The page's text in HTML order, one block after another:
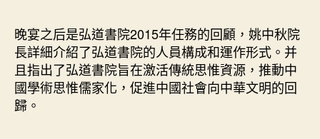
晚宴之后是弘道書院2015年任務的回顧，姚中秋院
長詳細介紹了弘道書院的人員構成和運作形式。并
且指出了弘道書院旨在激活傳統思惟資源，推動中
國學術思惟儒家化，促進中國社會向中華文明的回
歸。